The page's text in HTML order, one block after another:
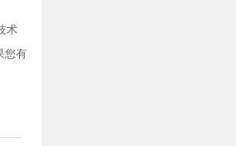
术
您有